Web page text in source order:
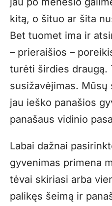
kitą, o šituo ar šita
Bet tuomet ima ir
– prieraišios –
turėti širdies draugą.
susižavėjimas.
jau ieško panašios
panašaus vidinio
Labai dažnai
gyvenimas primena
tėvai skiriasi arba
palikęs šeimą ir